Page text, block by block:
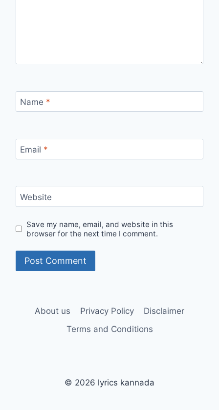
Name *
Email *
Website
Save my name, email, and website in this
browser for the next time I comment.
About us Privacy Policy
Disclaimer
Terms and Conditions
© 2026 lyrics kannada